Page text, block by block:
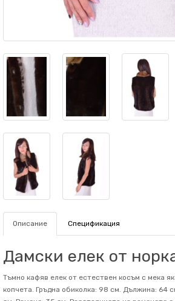
Описание Спецификация
Дамски елек от норка
Тъмно кафяв елек от естествен косъм с мека
копчета. Гръдна обиколка: 98 см. Дължина: 64